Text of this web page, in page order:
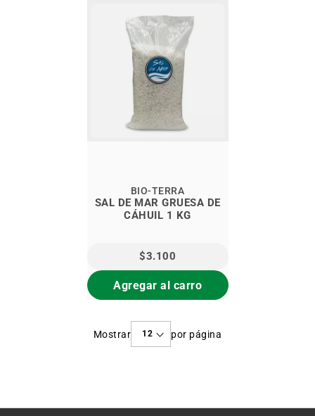
SAL DE MAR GRUESA DE
CÁHUIL 1 KG
BIO-TERRA
$3.100
Agregar al carro
Mostrar por página